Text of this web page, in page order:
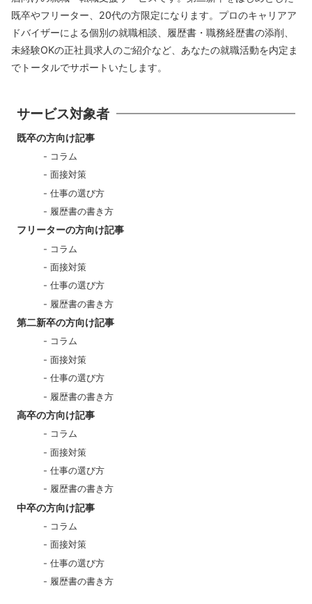
既卒やフリーター、20代の方限定になります。プロのキャリアア
ドバイザーによる個別の就職相談、履歴書・職務経歴書の添削、
未経験OKの正社員求人のご紹介など、あなたの就職活動を内定ま
でトータルでサポートいたします。
サービス対象者
既卒の方向け記事
コラム
面接対策
仕事の選び方
履歴書の書き方
フリーターの方向け記事
コラム
面接対策
仕事の選び方
履歴書の書き方
第二新卒の方向け記事
コラム
面接対策
仕事の選び方
履歴書の書き方
高卒の方向け記事
コラム
面接対策
仕事の選び方
履歴書の書き方
中卒の方向け記事
コラム
面接対策
仕事の選び方
履歴書の書き方